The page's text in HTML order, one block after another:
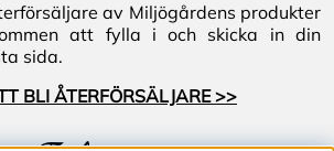
av Miljögårdens produkter
att fylla i och skicka in din
sida.
BLI ÅTERFÖRSÄLJARE >>